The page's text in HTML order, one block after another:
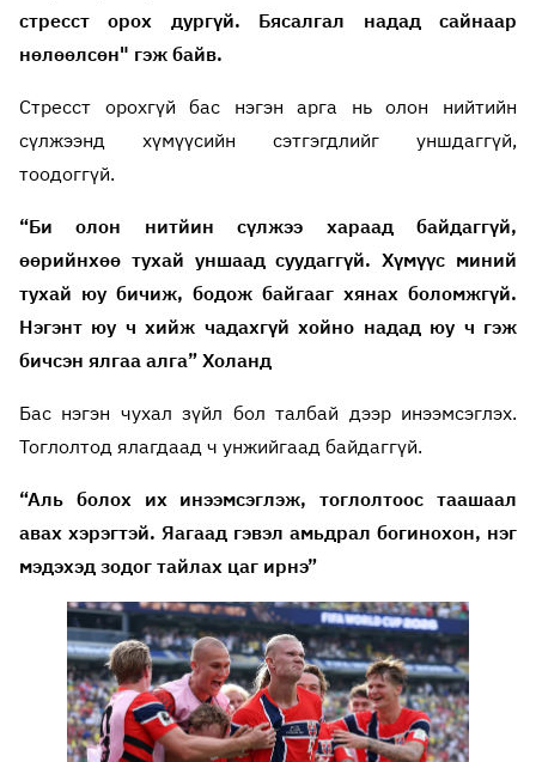
стресст орох дургүй. Бясалгал надад сайнаар
нөлөөлсөн" гэж байв.
Стресст орохгүй бас нэгэн арга нь олон нийтийн
сүлжээнд хүмүүсийн сэтгэгдлийг уншдаггүй,
тоодоггүй.
“Би олон нитйин сүлжээ хараад байдаггүй,
өөрийнхөө тухай уншаад суудаггүй. Хүмүүс миний
тухай юу бичиж, бодож байгааг хянах боломжгүй.
Нэгэнт юу ч хийж чадахгүй хойно надад юу ч гэж
бичсэн ялгаа алга” Холанд
Бас нэгэн чухал зүйл бол талбай дээр инээмсэглэх.
Тоглолтод ялагдаад ч унжийгаад байдаггүй.
“Аль болох их инээмсэглэж, тоглолтоос таашаал
авах хэрэгтэй. Яагаад гэвэл амьдрал богинохон, нэг
мэдэхэд зодог тайлах цаг ирнэ”